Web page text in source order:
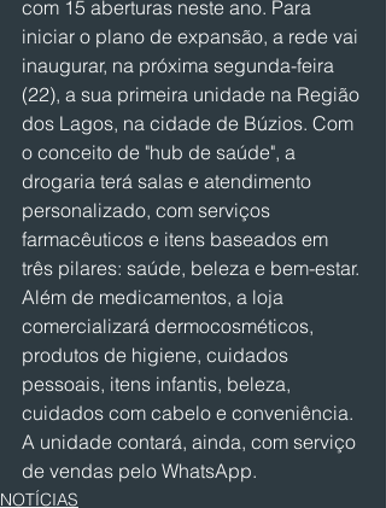
com 15 aberturas neste ano. Para
iniciar o plano de expansão, a rede vai
inaugurar, na próxima segunda-feira
(22), a sua primeira unidade na Região
dos Lagos, na cidade de Búzios. Com
o conceito de "hub de saúde", a
drogaria terá salas e atendimento
personalizado, com serviços
farmacêuticos e itens baseados em
três pilares: saúde, beleza e bem-estar.
Além de medicamentos, a loja
comercializará dermocosméticos,
produtos de higiene, cuidados
pessoais, itens infantis, beleza,
cuidados com cabelo e conveniência.
A unidade contará, ainda, com serviço
de vendas pelo WhatsApp.
NOTÍCIAS